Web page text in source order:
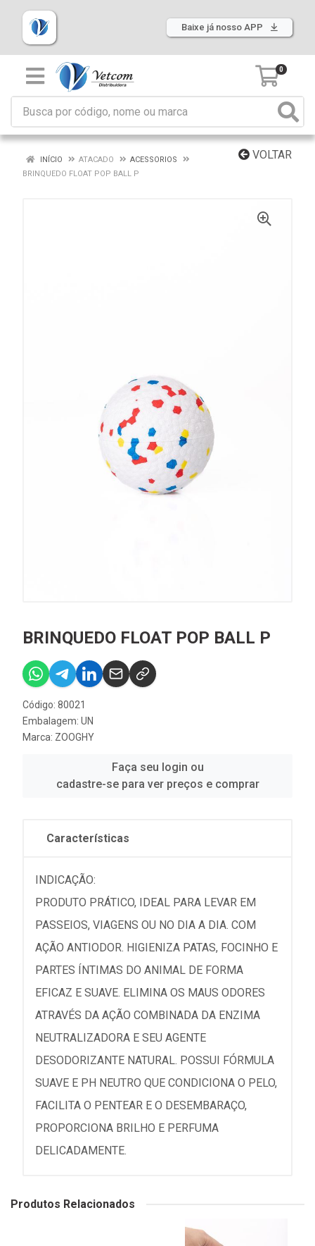
Baixe já nosso APP
0
VOLTAR
INÍCIO ATACADO
ACESSORIOS
BRINQUEDO FLOAT POP BALL P
BRINQUEDO FLOAT POP BALL P
Código: 80021
Embalagem: UN
Marca: ZOOGHY
Faça seu login ou
cadastre-se para ver preços e comprar
Características
INDICAÇÃO:
PRODUTO PRÁTICO, IDEAL PARA LEVAR EM
PASSEIOS, VIAGENS OU NO DIA A DIA. COM
AÇÃO ANTIODOR. HIGIENIZA PATAS, FOCINHO E
PARTES ÍNTIMAS DO ANIMAL DE FORMA
EFICAZ E SUAVE. ELIMINA OS MAUS ODORES
ATRAVÉS DA AÇÃO COMBINADA DA ENZIMA
NEUTRALIZADORA E SEU AGENTE
DESODORIZANTE NATURAL. POSSUI FÓRMULA
SUAVE E PH NEUTRO QUE CONDICIONA O PELO,
FACILITA O PENTEAR E O DESEMBARAÇO,
PROPORCIONA BRILHO E PERFUMA
DELICADAMENTE.
Produtos Relacionados